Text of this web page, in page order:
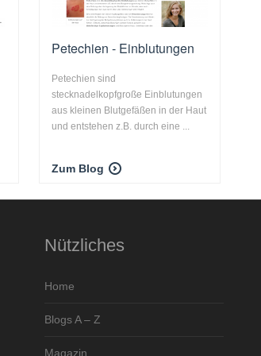
Petechien - Einblutungen
Petechien sind
stecknadelkopfgroße Einblutungen
aus kleinen Blutgefäßen in der Haut
und entstehen z.B. durch eine ...
Zum Blog
Nützliches
Home
Blogs A – Z
Magazin